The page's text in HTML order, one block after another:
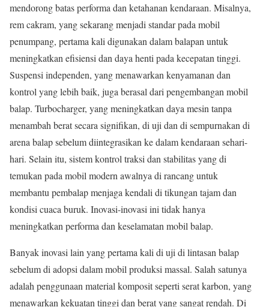
mendorong batas performa dan ketahanan kendaraan. Misalnya,
rem cakram, yang sekarang menjadi standar pada mobil
penumpang, pertama kali digunakan dalam balapan untuk
meningkatkan efisiensi dan daya henti pada kecepatan tinggi.
Suspensi independen, yang menawarkan kenyamanan dan
kontrol yang lebih baik, juga berasal dari pengembangan mobil
balap. Turbocharger, yang meningkatkan daya mesin tanpa
menambah berat secara signifikan, di uji dan di sempurnakan di
arena balap sebelum diintegrasikan ke dalam kendaraan sehari-
hari. Selain itu, sistem kontrol traksi dan stabilitas yang di
temukan pada mobil modern awalnya di rancang untuk
membantu pembalap menjaga kendali di tikungan tajam dan
kondisi cuaca buruk. Inovasi-inovasi ini tidak hanya
meningkatkan performa dan keselamatan mobil balap.
Banyak inovasi lain yang pertama kali di uji di lintasan balap
sebelum di adopsi dalam mobil produksi massal. Salah satunya
adalah penggunaan material komposit seperti serat karbon, yang
menawarkan kekuatan tinggi dan berat yang sangat rendah. Di